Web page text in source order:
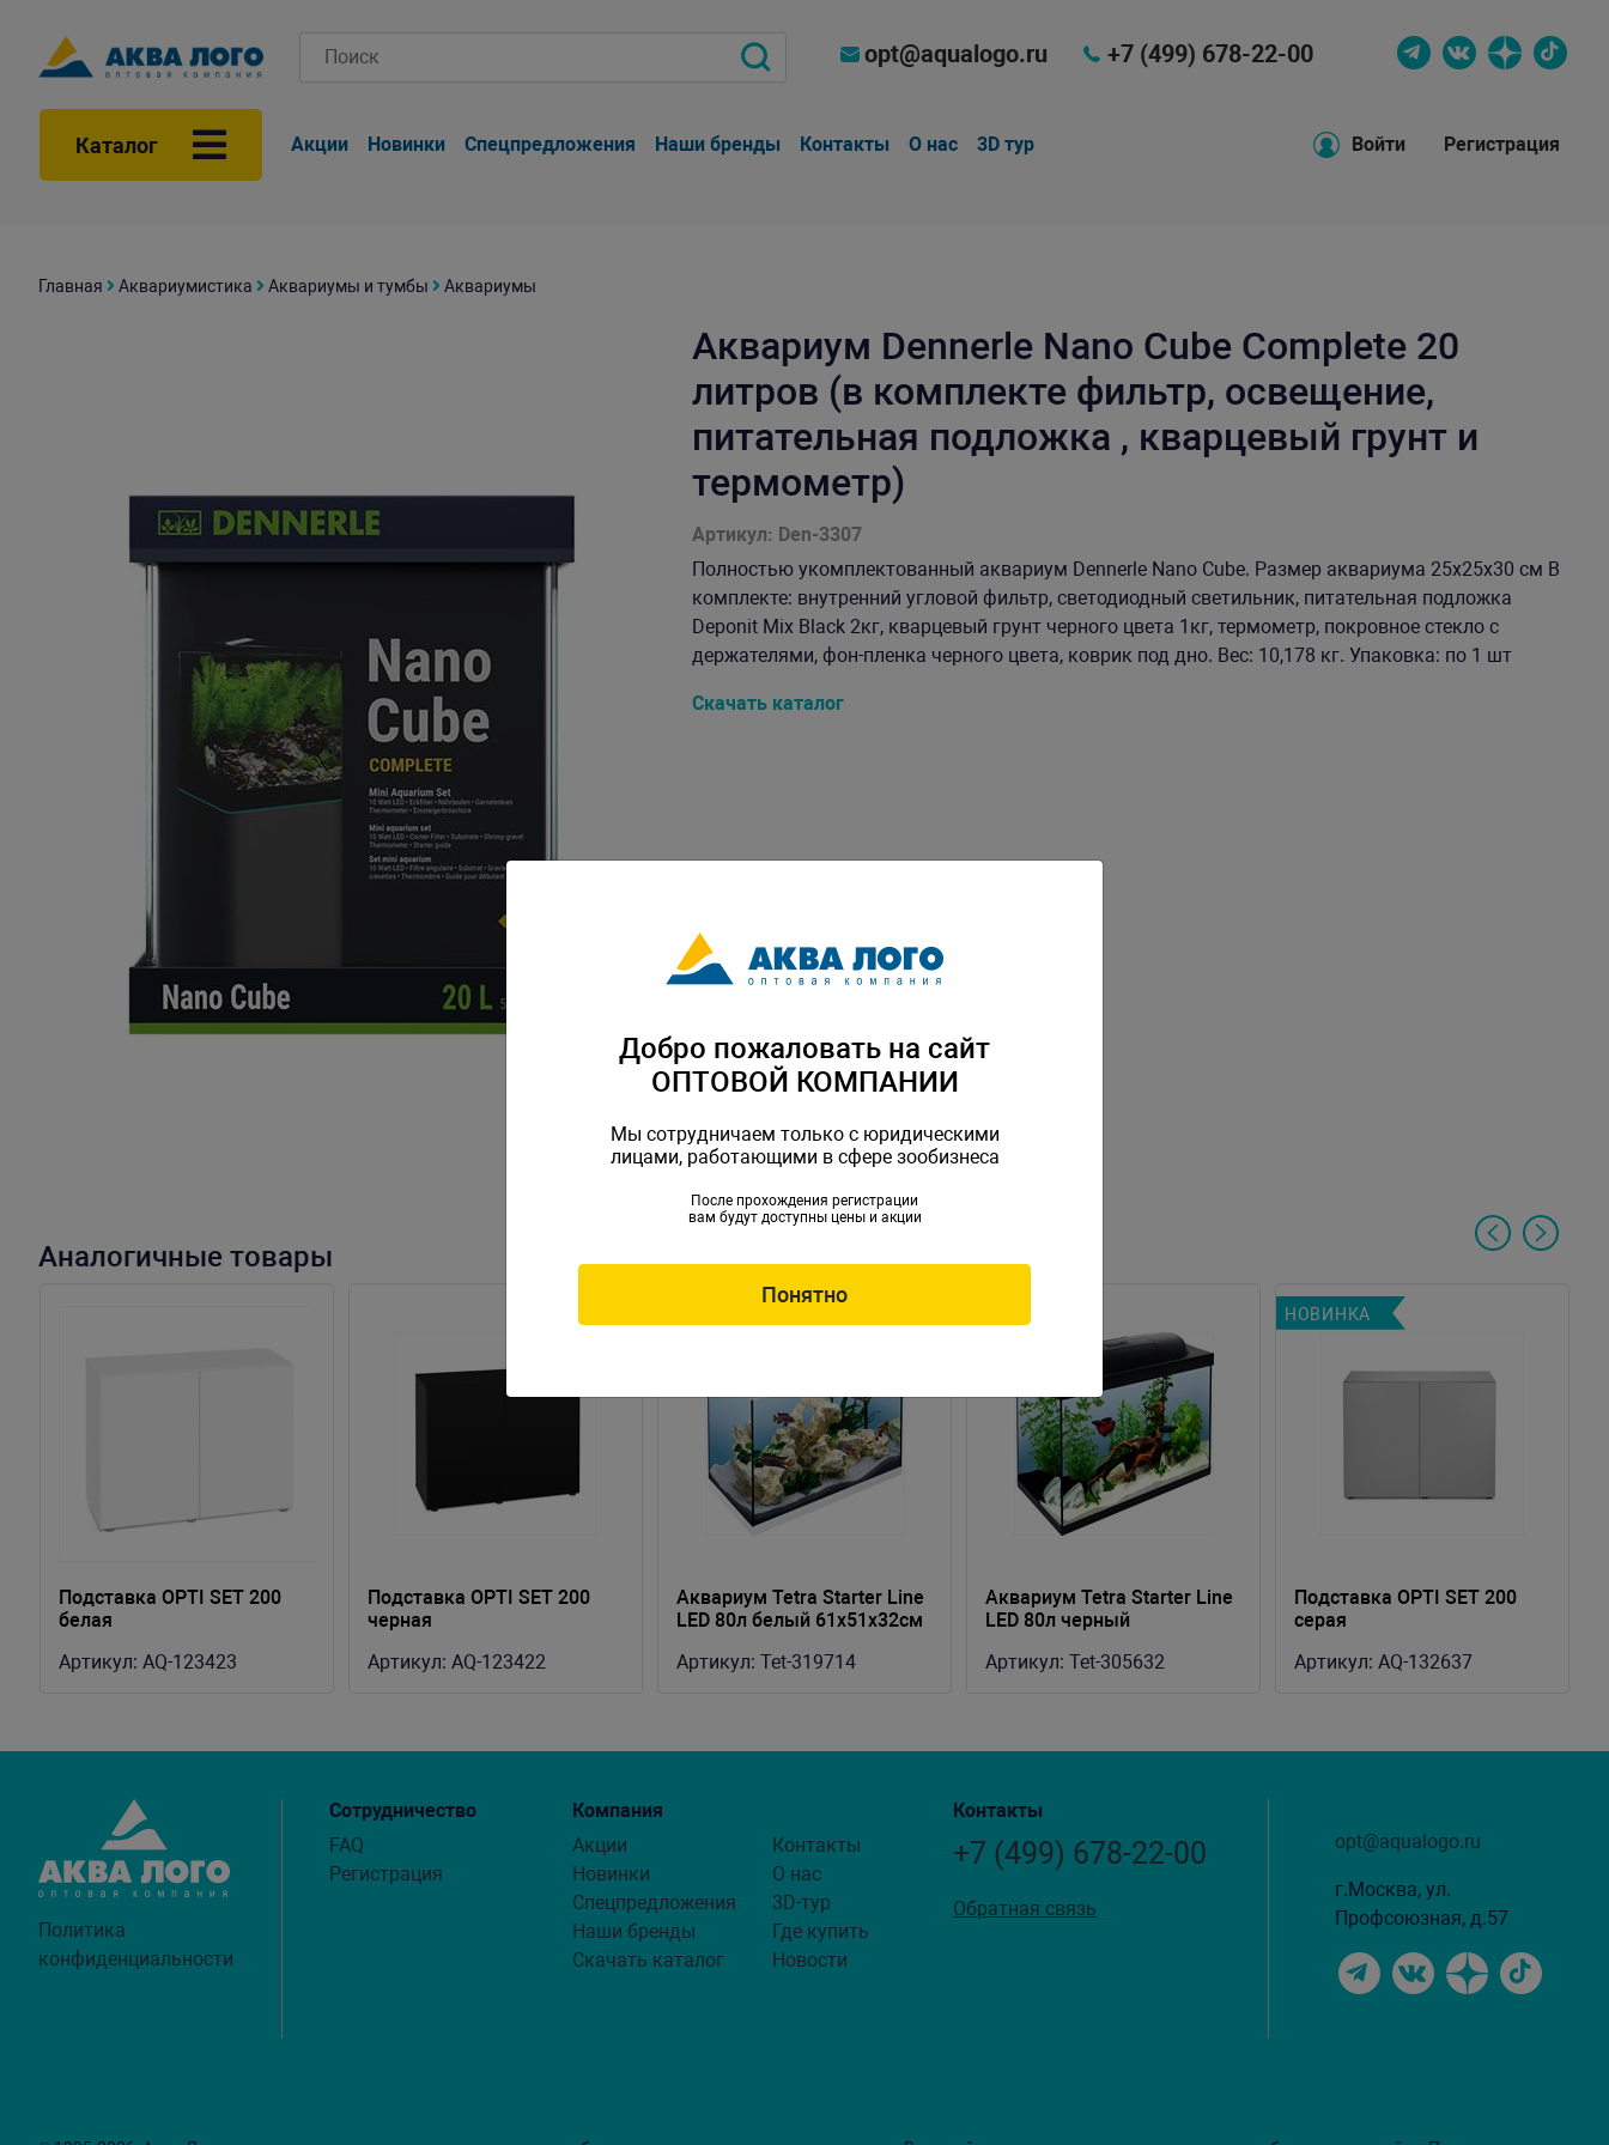
opt@aqualogo.ru +7 (499) 678-22-00
Каталог Акции Новинки Спецпредложения Наши бренды Контакты О нас 3D тур Войти Регистрация
Главная Аквариумистика Аквариумы и тумбы Аквариумы
Аквариум Dennerle Nano Cube Complete 20
литров (в комплекте фильтр, освещение,
питательная подложка , кварцевый грунт и
термометр)
Артикул: Den-3307
Полностью укомплектованный аквариум Dennerle Nano Cube. Размер аквариума 25х25х30 см В
комплекте: внутренний угловой фильтр, светодиодный светильник, питательная подложка
Deponit Mix Black 2кг, кварцевый грунт черного цвета 1кг, термометр, покровное стекло с
держателями, фон-пленка черного цвета, коврик под дно. Вес: 10,178 кг. Упаковка: по 1 шт
Скачать каталог
Аналогичные товары
Пoдставка OPTI SET 200
белая
Артикул: AQ-123423
Пoдставка OPTI SET 200
черная
Артикул: AQ-123422
Аквариум Tetra Starter Line
LED 80л белый 61x51x32см
Артикул: Tet-319714
Аквариум Tetra Starter Line
LED 80л черный
Артикул: Tet-305632
Пoдставка OPTI SET 200
серая
Артикул: AQ-132637
НОВИНКА
Политика
конфиденциальности
Сотрудничество
FAQ
Регистрация
Компания
Акции
Новинки
Спецпредложения
Наши бренды
Скачать каталог
Контакты
О нас
3D-тур
Где купить
Новости
Контакты
+7 (499) 678-22-00
Обратная связь
opt@aqualogo.ru
г.Москва, ул.
Профсоюзная, д.57
Добро пожаловать на сайт
ОПТОВОЙ КОМПАНИИ
Мы сотрудничаем только с юридическими
лицами, работающими в сфере зообизнеса
После прохождения регистрации
вам будут доступны цены и акции
Понятно